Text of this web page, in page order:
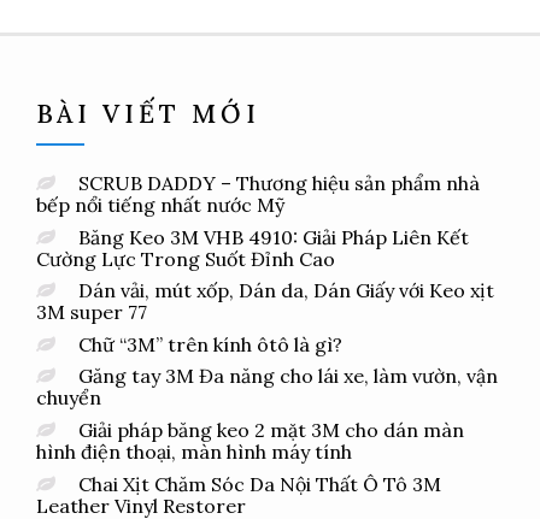
BÀI VIẾT MỚI
SCRUB DADDY – Thương hiệu sản phẩm nhà
bếp nổi tiếng nhất nước Mỹ
Băng Keo 3M VHB 4910: Giải Pháp Liên Kết
Cường Lực Trong Suốt Đỉnh Cao
Dán vải, mút xốp, Dán da, Dán Giấy với Keo xịt
3M super 77
Chữ “3M” trên kính ôtô là gì?
Găng tay 3M Đa năng cho lái xe, làm vườn, vận
chuyển
Giải pháp băng keo 2 mặt 3M cho dán màn
hình điện thoại, màn hình máy tính
Chai Xịt Chăm Sóc Da Nội Thất Ô Tô 3M
Leather Vinyl Restorer